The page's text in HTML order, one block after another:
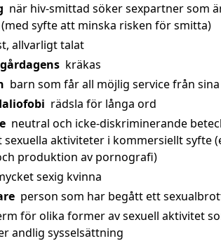
när hiv-smittad söker sexpartner som
syfte att minska risken för smitta)
allvarligt talat
kräkas
barn som får all möjlig service från
rädsla för långa ord
neutral och icke-diskriminerande
sexuella aktiviteter i kommersiellt syfte
produktion av pornografi)
sexig kvinna
person som har begått ett
för olika former av sexuell aktivitet
andlig sysselsättning